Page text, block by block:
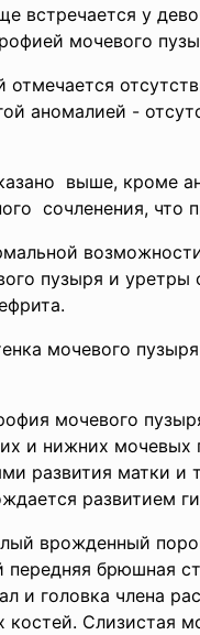
встречается у
мочевого
аномалией -
выше, кроме
сочленения,
пузыря и
мочевого
мочевого
и нижних
развития матки
развитием
врожденный
брюшная
и головка члена
Слизистая